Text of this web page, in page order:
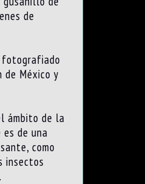
de
fotografiado
México y
ámbito de la
de una
como
insectos